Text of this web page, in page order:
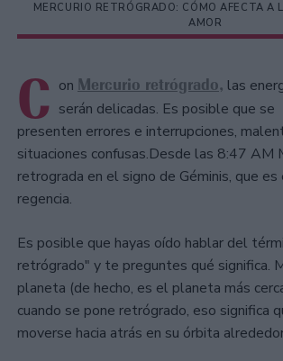
MERCURIO RETRÓGRADO: CÓMO AFECTA A
AMOR
C on Mercurio retrógrado, las
serán delicadas. Es posible que se
presenten errores e interrupciones,
situaciones confusas.Desde las 8:47 AM
retrograda en el signo de Géminis, que es
regencia.
Es posible que hayas oído hablar del
retrógrado" y te preguntes qué significa.
planeta (de hecho, es el planeta más
cuando se pone retrógrado, eso significa
moverse hacia atrás en su órbita